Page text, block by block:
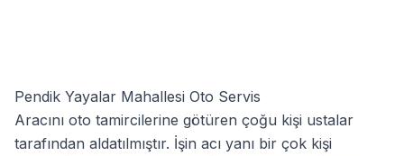
Pendik Yayalar Mahallesi Oto Servis
Aracını oto tamircilerine götüren çoğu kişi ustalar
tarafından aldatılmıştır. İşin acı yanı bir çok kişi